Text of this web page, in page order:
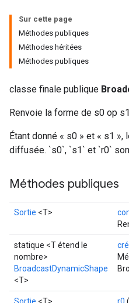
Sur cette page
Méthodes publiques
Méthodes héritées
Méthodes publiques
classe finale publique
Renvoie la forme de s0 op
Étant donné « s0 » et « s1
diffusée. `s0`, `s1` et `r0`
Méthodes publiques
Sortie <T>
statique <T étend le
nombre>
BroadcastDynamicShape
<T>